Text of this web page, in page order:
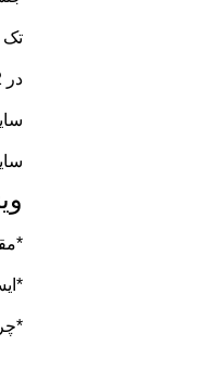
تک
در 2 سایز بندی : 33 و 34 که جزئیات کامل آن درراهنمای سایز بندی قید شده است
سایز 33 مناسب
سایز 34 مناسب